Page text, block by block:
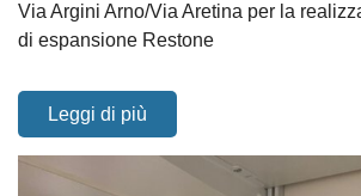
Via Argini Arno/Via Aretina per la
di espansione Restone
Leggi di più